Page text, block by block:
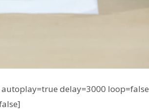
delay=3000 loop=false